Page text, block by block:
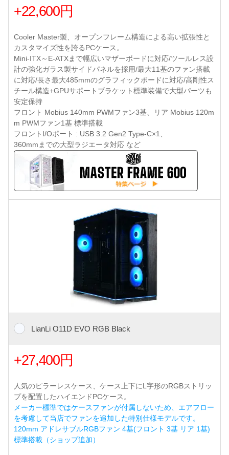
+22,600円
Cooler Master製、オープンフレーム構造による高い拡張性と
カスタマイズ性を誇るPCケース。
Mini-ITX～E-ATXまで幅広いマザーボードに対応/ツールレス設
計の強化ガラス製サイドパネルを採用/最大11基のファン搭載
に対応/長さ最大485mmのグラフィックボードに対応/高剛性ス
チール構造+GPUサポートブラケット標準装備で大型パーツも
安定保持
フロント Mobius 140mm PWMファン3基、リア Mobius 120m
m PWMファン1基 標準搭載
フロントI/Oポート : USB 3.2 Gen2 Type-C×1、
360mmまでの大型ラジエータ対応 など
LianLi O11D EVO RGB Black
+27,400円
人気のピラーレスケース、ケース上下にL字形のRGBストリッ
プを配置したハイエンドPCケース。
メーカー標準ではケースファンが付属しないため、エアフロー
を考慮して当店でファンを追加した特別仕様モデルです。
120mm アドレサブルRGBファン 4基(フロント 3基 リア 1基)
標準搭載（ショップ追加）